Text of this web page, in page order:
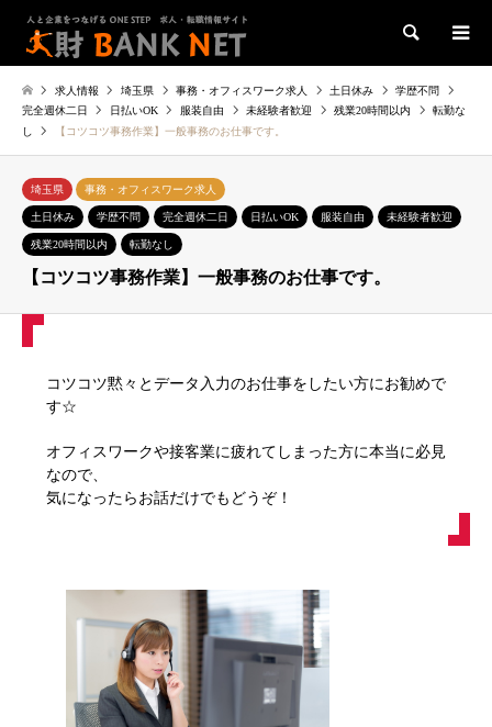
検索
求人情報 埼玉県 事務・オフィスワーク求人 土日休み
学歴不問
完全週休二日
日払いOK 服装自由 未経験者歓迎 残業20時間以内
転勤な
し
【コツコツ事務作業】一般事務のお仕事です。
埼玉県 事務・オフィスワーク求人
土日休み 学歴不問 完全週休二日 日払いOK 服装自由 未経験者歓迎
残業20時間以内 転勤なし
【コツコツ事務作業】一般事務のお仕事です。
コツコツ黙々とデータ入力のお仕事をしたい方にお勧めで
す☆
オフィスワークや接客業に疲れてしまった方に本当に必見
なので、
気になったらお話だけでもどうぞ！